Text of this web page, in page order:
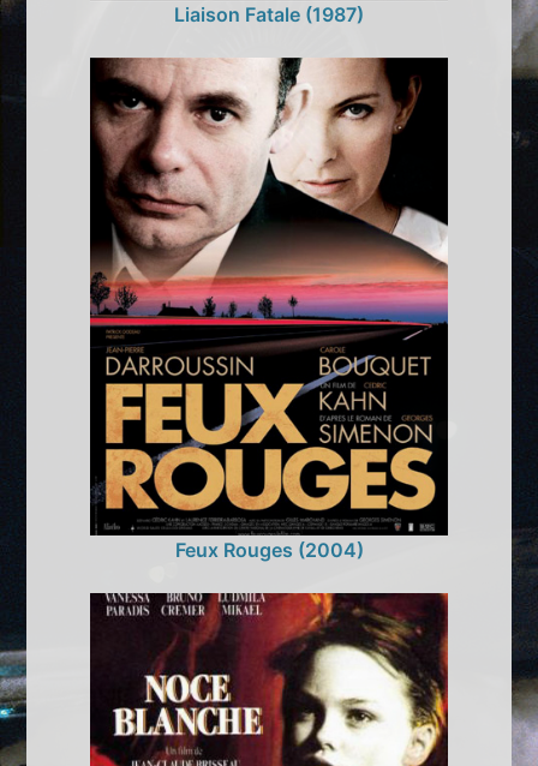
Liaison Fatale (1987)
Feux Rouges (2004)